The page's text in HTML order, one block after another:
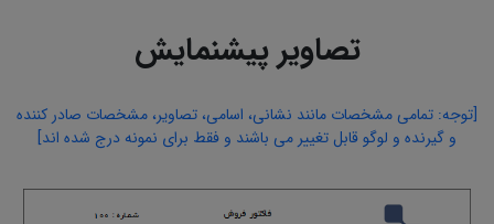
تصاویر پیشنمایش
[توجه: تمامی مشخصات مانند نشانی، اسامی، تصاویر، مشخصات صادر کننده
و گیرنده و لوگو قابل تغییر می باشند و فقط برای نمونه درج شده اند]